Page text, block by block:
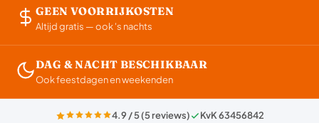
GEEN VOORRIJKOSTEN
Altijd gratis — ook 's nachts
DAG & NACHT BESCHIKBAAR
Ook feestdagen en weekenden
4.9 / 5 (5 reviews)
KvK 63456842